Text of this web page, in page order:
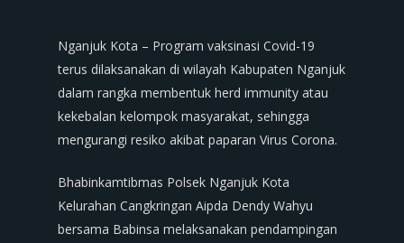
Nganjuk Kota – Program vaksinasi Covid-19
terus dilaksanakan di wilayah Kabupaten Nganjuk
dalam rangka membentuk herd immunity atau
kekebalan kelompok masyarakat, sehingga
mengurangi resiko akibat paparan Virus Corona.
Bhabinkamtibmas Polsek Nganjuk Kota
Kelurahan Cangkringan Aipda Dendy Wahyu
bersama Babinsa melaksanakan pendampingan